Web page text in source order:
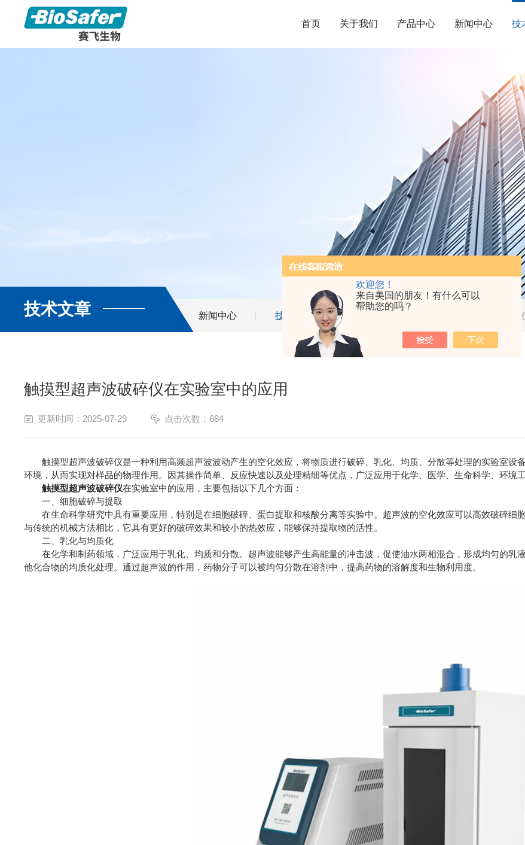
欢迎您！
来自美国的朋友！有什么可以
帮助您的吗？
首页 关于我们 产品中心 新闻中心 技
技术文章 新闻中心 技术文章 当前
触摸型超声波破碎仪在实验室中的应用
更新时间：2025-07-29 点击次数：684
触摸型超声波破碎仪是一种利用高频超声波波动产生的空化效应，将物质进行破碎、乳化、均质、分散等处理的实验室设
环境，从而实现对样品的物理作用。因其操作简单、反应快速以及处理精细等优点，广泛应用于化学、医学、生命科学、环境工
触摸型超声波破碎仪在实验室中的应用，主要包括以下几个方面：
一、细胞破碎与提取
在生命科学研究中具有重要应用，特别是在细胞破碎、蛋白提取和核酸分离等实验中。超声波的空化效应可以高效破碎细
与传统的机械方法相比，它具有更好的破碎效果和较小的热效应，能够保持提取物的活性。
二、乳化与均质化
在化学和制药领域，广泛应用于乳化、均质和分散。超声波能够产生高能量的冲击波，促使油水两相混合，形成均匀的乳
他化合物的均质化处理。通过超声波的作用，药物分子可以被均匀分散在溶剂中，提高药物的溶解度和生物利用度。